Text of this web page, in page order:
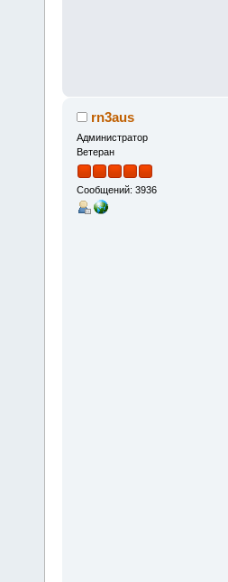
rn3aus
Администратор
Ветеран
Сообщений: 3936